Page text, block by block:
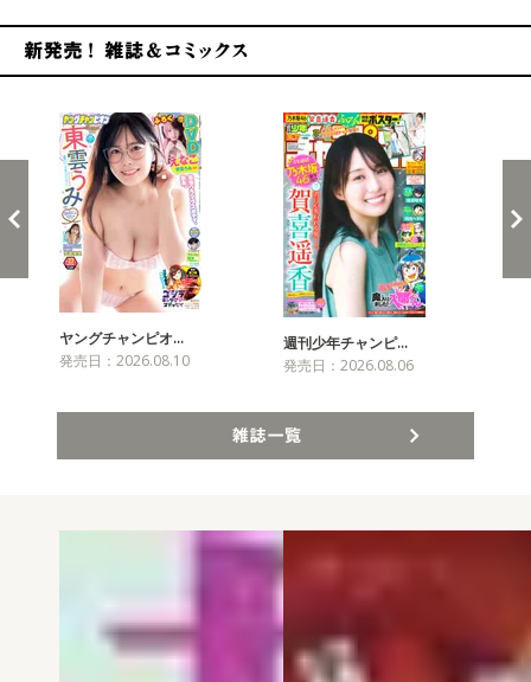
ヤングチャンピオ…
発売日：2026.08.10
週刊少年チャンピ…
発売日：2026.08.06